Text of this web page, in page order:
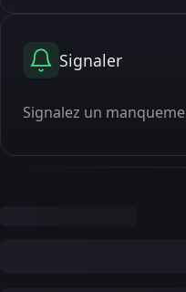
Signaler
Signalez un